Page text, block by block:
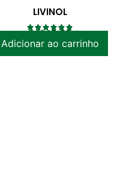
LIVINOL
R$149.00
Adicionar ao carrinho